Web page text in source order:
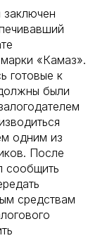
«Камаз».
готовые к
были
одним из
После
сообщить
средствам